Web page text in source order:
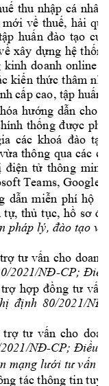
thu nhập cá nhân
mới về thuế, hải
huấn đào tạo
xây dựng hệ th
kinh doanh online
kiến thức thâm
cấp cao, tập huấn
hướng dẫn cho
thống được
các khoá đào tạo
vừa thông qua các cô
điện tử thông minh
Teams, Google
dẫn miễn phí hộ
tự, thủ tục, hồ sơ
pháp lý, đào tạo về
trợ tư vấn cho doanh
2021/NĐ-CP; Điều
trợ hợp đồng tư vấn
định 80/2021/NĐ
trợ tư vấn cho
NĐ-CP; Điều 6
mạng lưới tư vấn
tác thông tin